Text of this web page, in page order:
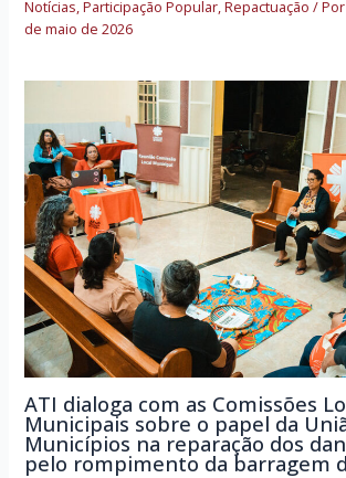
Notícias,Participação Popular,Repactuação /
de maio de 2026
ATI dialoga com as Comissões
Municipais sobre o papel da
Municípios na reparação dos
pelo rompimento da barragem